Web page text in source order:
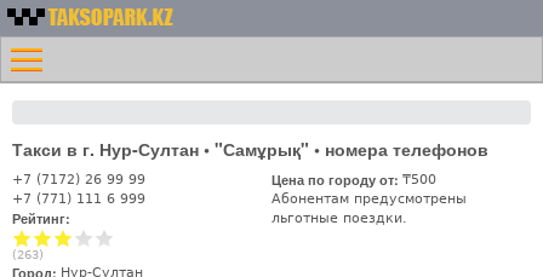
содержанию
Номера
такси
Казахстана -
Таксопарк.KZ
Меню
Главная
Контакты
Такси в г. Нур-Султан • "Самұрық" • номера телефонов
+7 (7172) 26 99 99
+7 (771) 111 6 999
Рейтинг:
(263)
Город: Нур-Султан
Цена по городу от: ₸500
Абонентам предусмотрены
льготные поездки.